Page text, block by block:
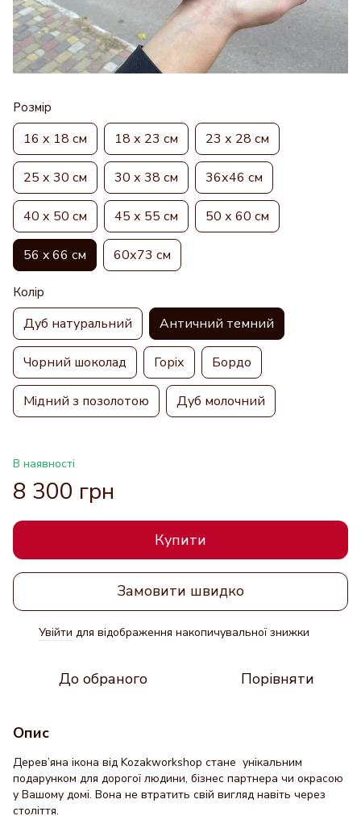
Розмір
16 х 18 см 18 х 23 см 23 х 28 см
25 х 30 см 30 х 38 см 36х46 см
40 х 50 см 45 х 55 см 50 х 60 см
56 x 66 см 60х73 см
Колір
Дуб натуральний Античний темний
Чорний шоколад Горіх Бордо
Мідний з позолотою Дуб молочний
В наявності
8 300 грн
Купити
Замовити швидко
Увійти для відображення накопичувальної знижки
До обраного Порівняти
Опис
Дерев’яна ікона від Kozakworkshop стане унікальним
подарунком для дорогої людини, бізнес партнера чи окрасою
у Вашому домі. Вона не втратить свій вигляд навіть через
століття.